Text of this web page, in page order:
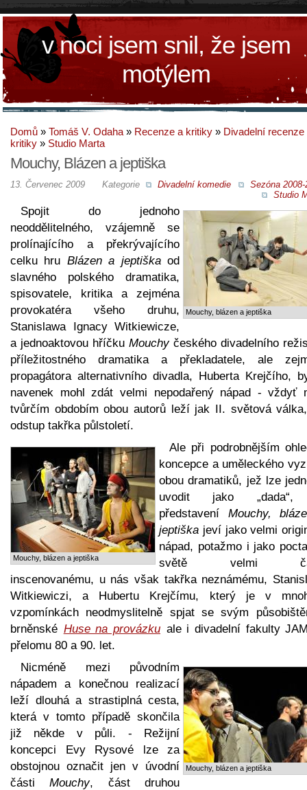
v noci jsem snil, že jsem
motýlem
Domů » Tomáš V. Odaha » Recenze a kritiky » Divadelní recenze
kritiky » Studio Marta
Mouchy, Blázen a jeptiška
Kategorie Divadelní komedie
Sezóna 2008-
Studio
13. Červenec 2009
Mouchy, blázen a jeptiška
Spojit do jednoho
neoddělitelného, vzájemně se
prolínajícího a překrývajícího
celku hru Blázen a jeptiškaod
slavného polského dramatika,
spisovatele, kritika a zejména
provokatéra všeho druhu,
Stanislawa Ignacy Witkiewicze,
a jednoaktovou hříčku Mouchyčeského divadelního
příležitostného dramatika a překladatele, ale
propagátora alternativního divadla, Huberta Krejčího,
navenek mohl zdát velmi nepodařený nápad - vždyť
tvůrčím obdobím obou autorů leží jak II. světová
odstup takřka půlstoletí.
Mouchy, blázen a jeptiška
Ale při podrobnějším
koncepce a uměleckého
obou dramatiků, jež lze
uvodit jako
představení Mouchy,
jeptiška jeví jako velmi
nápad, potažmo i jako
světě velmi
inscenovanému, u nás však takřka neznámému,
Witkiewiczi, a Hubertu Krejčímu, který je v
vzpomínkách neodmyslitelně spjat se svým
brněnské Huse na provázku ale i divadelní fakulty
přelomu 80 a 90. let.
Mouchy, blázen a jeptiška
Nicméně mezi původním
nápadem a konečnou realizací
leží dlouhá a strastiplná cesta,
která v tomto případě skončila
již někde v půli. - Režijní
koncepci Evy Rysové lze za
obstojnou označit jen v úvodní
částiMouchy, část druhou